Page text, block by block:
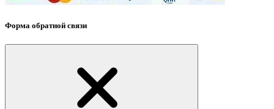
Форма обратной связи